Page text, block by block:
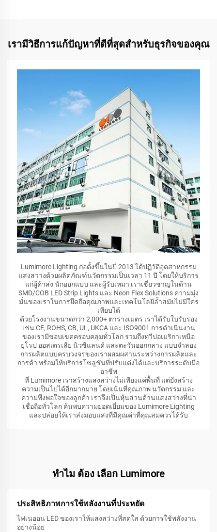
เรามีวิธีการแก้ปัญหาที่ดีที่สุดสำหรับธุรกิจของคุณ
Lumimore Lighting ก่อตั้งขึ้นในปี 2013 ได้ปฏิวัติอุตสาหกรรม
แสงสว่างด้วยผลิตภัณฑ์นวัตกรรมเป็นเวลา 11 ปี โดยให้บริการ
แก่ผู้ค้าส่ง นักออกแบบ และผู้รับเหมา เราเชี่ยวชาญในด้าน
SMD/COB LED Strip Lights และ Neon Flex Solutions ความมุ่ง
มั่นของเราในการยึดถือคุณภาพและเทคโนโลยีล้ำสมัยไม่มีใคร
เทียบได้
ด้วยโรงงานขนาดกว่า 2,000+ ตารางเมตร เราได้รับใบรับรอง
เช่น CE, ROHS, CB, UL, UKCA และ ISO9001 การดำเนินงาน
ของเรามีขอบเขตครอบคลุมทั่วโลก รวมถึงทวีปอเมริกาเหนือ
ยุโรป ออสเตรเลีย นิวซีแลนด์ และตะวันออกกลาง แบบจำลอง
การผลิตแบบครบวงจรของเราผสมผสานระหว่างการผลิตและ
การค้า พร้อมให้บริการโซลูชันที่ปรับแต่งได้และบริการระดับมือ
อาชีพ
ที่ Lumimore เราสร้างแสงสว่างไม่เพียงแค่พื้นที่ แต่ยังสร้าง
ความเป็นไปได้อีกมากมาย โดยเน้นที่คุณภาพ นวัตกรรม และ
ความพึงพอใจของลูกค้า เราจึงเป็นหุ้นส่วนด้านแสงสว่างที่น่า
เชื่อถือทั่วโลก ค้นพบความยอดเยี่ยมของ Lumimore Lighting
และปล่อยให้เราส่งมอบแสงที่มีคุณค่าที่คุณสมควรได้รับ
ทําไม ต้อง เลือก Lumimore
ประสิทธิภาพการใช้พลังงานที่ประหยัด
ไฟเนออน LED ของเราให้แสงสว่างที่สดใส ด้วยการใช้พลังงาน
อย่างน้อย